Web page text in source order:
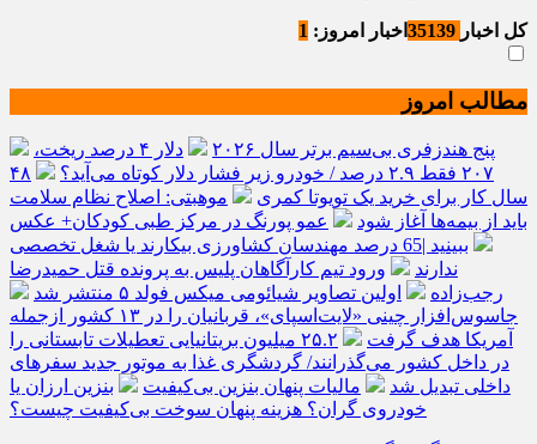
کل اخبار اخبار امروز: 1
مطالب امروز
پنج هندزفری بی‌سیم برتر سال ۲۰۲۶
دلار ۴ درصد ریخت،
۲۰۷ فقط ۲.۹ درصد / خودرو زیر فشار دلار کوتاه می‌آید؟
۴۸
سال کار برای خرید یک تویوتا کمری
موهبتی: اصلاح نظام سلامت
باید از بیمه‌ها آغاز شود
عمو پورنگ در مرکز طبی کودکان+ عکس
ببینید |65 درصد مهندسان کشاورزی بیکارند یا شغل تخصصی
ندارند
ورود تیم کارآگاهان پلیس به پرونده قتل حمیدرضا
رجب‌زاده
اولین تصاویر شیائومی میکس فولد ۵ منتشر شد
جاسوس‌افزار چینی «لایت‌اسپای»، قربانیان را در ۱۳ کشور ازجمله
آمریکا هدف گرفت
۲۵.۲ میلیون بریتانیایی تعطیلات تابستانی را
در داخل کشور می‌گذرانند/ گردشگری غذا به موتور جدید سفرهای
داخلی تبدیل شد
مالیات پنهان بنزین بی‌کیفیت
بنزین ارزان یا
خودروی گران؟ هزینه پنهان سوخت بی‌کیفیت چیست؟